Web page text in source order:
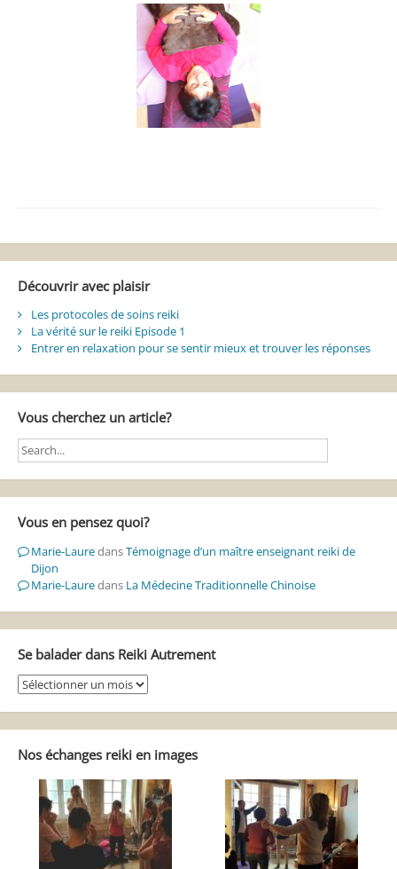
Découvrir avec plaisir
Les protocoles de soins reiki
La vérité sur le reiki Episode 1
Entrer en relaxation pour se sentir mieux et trouver les réponses
Vous cherchez un article?
Vous en pensez quoi?
Marie-LauredansTémoignage d’un maître enseignant reiki de
Dijon
Marie-Lauredans La Médecine Traditionnelle Chinoise
Se balader dans Reiki Autrement
Se
balader
dans
Reiki
Autrement
Nos échanges reiki en images